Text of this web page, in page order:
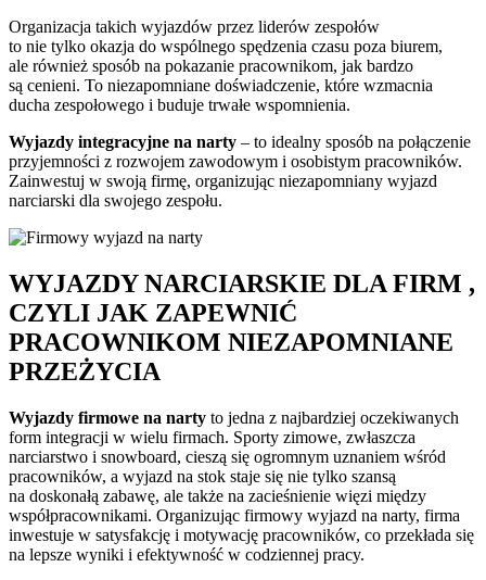
Organizacja takich wyjazdów przez liderów zespołów
to nie tylko okazja do wspólnego spędzenia czasu poza biurem,
ale również sposób na pokazanie pracownikom, jak bardzo
są cenieni. To niezapomniane doświadczenie, które wzmacnia
ducha zespołowego i buduje trwałe wspomnienia.
Wyjazdy integracyjne na narty – to idealny sposób na połączenie
przyjemności z rozwojem zawodowym i osobistym pracowników.
Zainwestuj w swoją firmę, organizując niezapomniany wyjazd
narciarski dla swojego zespołu.
WYJAZDY NARCIARSKIE DLA FIRM ,
CZYLI JAK ZAPEWNIĆ
PRACOWNIKOM NIEZAPOMNIANE
PRZEŻYCIA
Wyjazdy firmowe na narty to jedna z najbardziej oczekiwanych
form integracji w wielu firmach. Sporty zimowe, zwłaszcza
narciarstwo i snowboard, cieszą się ogromnym uznaniem wśród
pracowników, a wyjazd na stok staje się nie tylko szansą
na doskonałą zabawę, ale także na zacieśnienie więzi między
współpracownikami. Organizując firmowy wyjazd na narty, firma
inwestuje w satysfakcję i motywację pracowników, co przekłada się
na lepsze wyniki i efektywność w codziennej pracy.